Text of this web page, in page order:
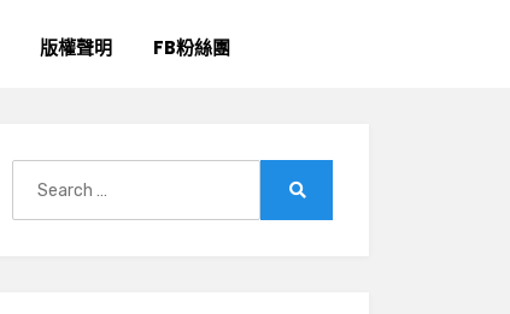
版權聲明 FB粉絲團